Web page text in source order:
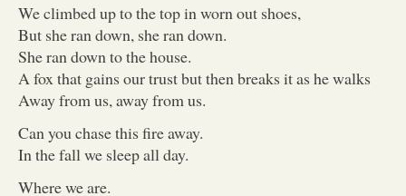
We climbed up to the top in worn out shoes,
But she ran down, she ran down.
She ran down to the house.
A fox that gains our trust but then breaks it as he walks
Away from us, away from us.
Can you chase this fire away.
In the fall we sleep all day.
Where we are.